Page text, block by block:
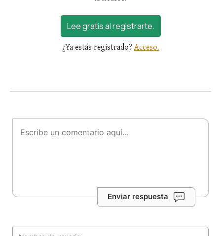
Lee gratis al registrarte.
¿Ya estás registrado? Acceso.
Enviar respuesta